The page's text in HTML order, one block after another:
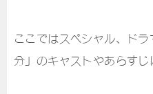
ここではスペシャル、ド
分」のキャストやあらすじ